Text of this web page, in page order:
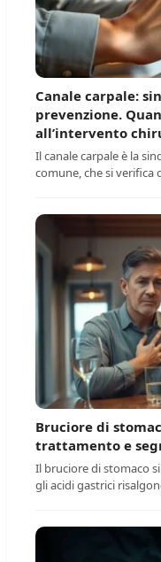
Canale carpale:
prevenzione.
all’intervento
Il canale carpale è la
comune, che si verifica
Bruciore di
trattamento e
Il bruciore di stomaco
gli acidi gastrici